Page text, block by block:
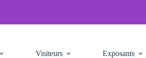
Visiteurs Exposants